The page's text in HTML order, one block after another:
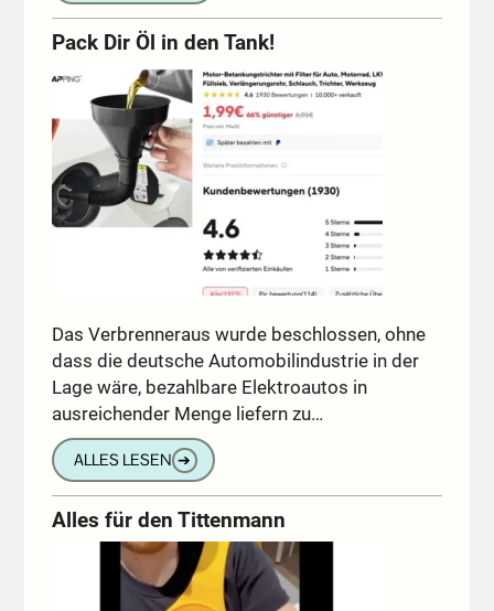
Pack Dir Öl in den Tank!
Das Verbrenneraus wurde beschlossen, ohne
dass die deutsche Automobilindustrie in der
Lage wäre, bezahlbare Elektroautos in
ausreichender Menge liefern zu…
ALLES LESEN ➔
Alles für den Tittenmann